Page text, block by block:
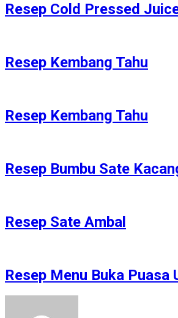
Resep Cold Pressed
Resep Kembang Tahu
Resep Kembang Tahu
Resep Bumbu Sate
Resep Sate Ambal
Resep Menu Buka Puasa